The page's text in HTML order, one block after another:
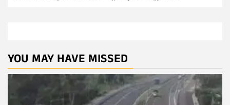
YOU MAY HAVE MISSED